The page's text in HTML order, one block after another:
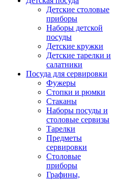
Детские столовые
приборы
Наборы детской
посуды
Детские кружки
Детские тарелки и
салатники
Посуда для сервировки
Фужеры
Стопки и рюмки
Стаканы
Наборы посуды и
столовые сервизы
Тарелки
Предметы
сервировки
Столовые
приборы
Графины,